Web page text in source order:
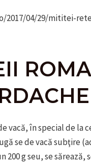
2017/04/29/mititei-
vacă, în special de
se de vacă subţire
200 g seu, se